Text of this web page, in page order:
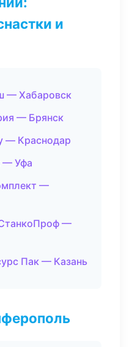
и
— Хабаровск
— Брянск
— Краснодар
— Уфа
—
—
Пак — Казань